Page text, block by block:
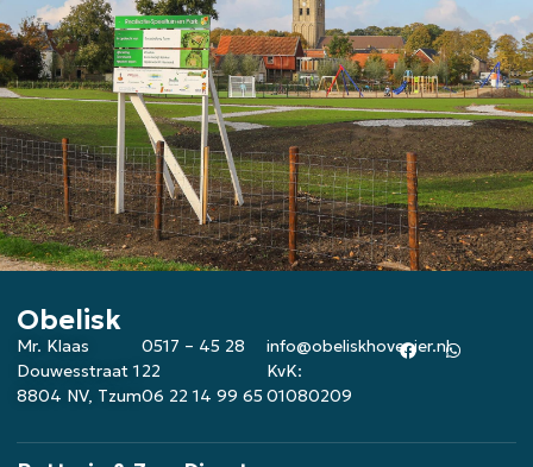
Obelisk
Mr. Klaas
Douwesstraat 1
8804 NV, Tzum
0517 – 45 28
22
06 22 14 99 65
info@obeliskhovenier.nl
KvK:
01080209